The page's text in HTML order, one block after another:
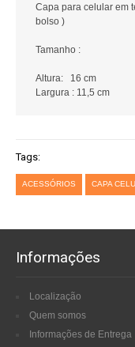
Capa para celular em
bolso )
Tamanho :
Altura: 16 cm
Largura : 11,5 cm
Tags:
ACESSÓRIOS CAPA
Informações
Localização
Quem somos
Informações de Entrega